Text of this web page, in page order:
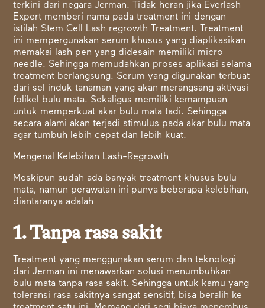
terkini dari negara Jerman. Tidak heran jika Everlash
Expert memberi nama pada treatment ini dengan
istilah Stem Cell Lash regrowth Treatment. Treatment
ini mempergunakan serum khusus yang diaplikasikan
memakai lash pen yang didesain memiliki micro
needle. Sehingga memudahkan proses aplikasi selama
treatment berlangsung. Serum yang digunakan terbuat
dari sel induk tanaman yang akan merangsang aktivasi
folikel bulu mata. Sekaligus memiliki kemampuan
untuk memperkuat akar bulu mata tadi. Sehingga
secara alami akan terjadi stimulus pada akar bulu mata
agar tumbuh lebih cepat dan lebih kuat.
Mengenal Kelebihan Lash-Regrowth
Meskipun sudah ada banyak treatment khusus bulu
mata, namun perawatan ini punya beberapa kelebihan,
diantaranya adalah
1. Tanpa rasa sakit
Treatment yang menggunakan serum dan teknologi
dari Jerman ini menawarkan solusi menumbuhkan
bulu mata tanpa rasa sakit. Sehingga untuk kamu yang
toleransi rasa sakitnya sangat sensitif, bisa beralih ke